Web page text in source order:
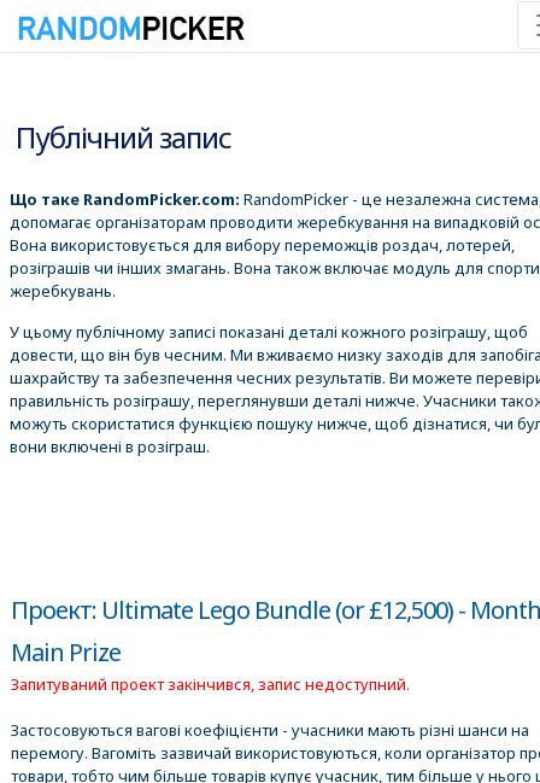
Публічний запис
Що таке RandomPicker.com: RandomPicker - це незалежна
допомагає організаторам проводити жеребкування на випадковій
Вона використовується для вибору переможців роздач, лотерей,
розіграшів чи інших змагань. Вона також включає модуль для
жеребкувань.
У цьому публічному записі показані деталі кожного розіграшу, щоб
довести, що він був чесним. Ми вживаємо низку заходів для
шахрайству та забезпечення чесних результатів. Ви можете
правильність розіграшу, переглянувши деталі нижче. Учасники
можуть скористатися функцією пошуку нижче, щоб дізнатися, чи
вони включені в розіграш.
Проект: Ultimate Lego Bundle (or £12,500) -
Main Prize
Запитуваний проект закінчився, запис недоступний.
Застосовуються вагові коефіцієнти - учасники мають різні шанси на
перемогу. Вагоміть зазвичай використовуються, коли організатор
товари, тобто чим більше товарів купує учасник, тим більше у нього